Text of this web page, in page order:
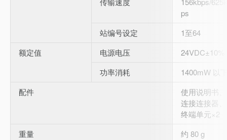
ps
站编号设定
1至64
额定值
电源电压
24VDC±10%
功率消耗
1400mW 以
配件
使用说明书
连接连接器
终端单元×2
重量
约 80 g